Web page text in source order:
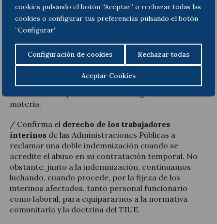
cookies pulsando el botón “Aceptar” o rechazar todas las
cookies o configurar tus preferencias pulsando el botón
“Configurar”
Configuración de cookies Rechazar todas
Aceptar Cookies
¿Por qué es importante esta sentencia?
Consecuencias prácticas
pronunciamientos judiciales
del nuevo criterio
establecido por el Pleno de la Sala de lo Social del
Tribunal Supremo (sentencia de 11 de mayo de 2026)
por parte de un Juzgado de lo Social, lo que anticipa
materia.
/ Confirma el derecho de los trabajadores
interinos de las Administraciones Públicas a
reclamar una doble indemnización cuando se
acredite el abuso en su contratación temporal. No
obstante, junto a la indemnización, continuamos
luchando, cuando procede, por la fijeza de los
interinos afectados, tanto personal funcionario
como laboral, para equipararnos a la normativa
comunitaria y la doctrina del TJUE.